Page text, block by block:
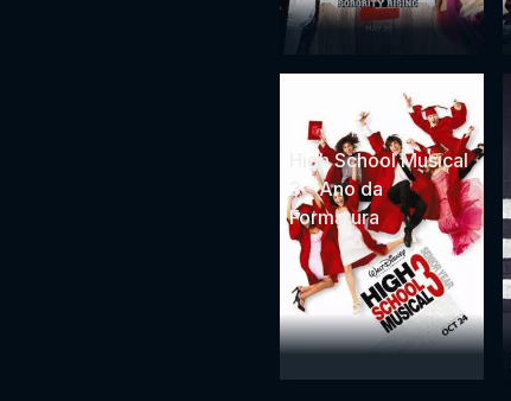
High School Musical
3 - Ano da
Formatura